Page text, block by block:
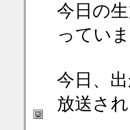
今日の
っていま
今日、
放送さ